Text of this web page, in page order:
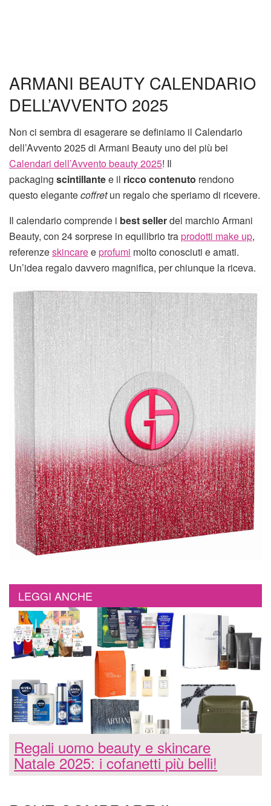
ARMANI BEAUTY CALENDARIO
DELL’AVVENTO 2025
Non ci sembra di esagerare se definiamo il Calendario
dell’Avvento 2025 di Armani Beauty uno dei più bei
Calendari dell’Avvento beauty 2025! Il
packaging scintillantee il ricco contenuto rendono
questo elegantecoffretun regalo che speriamo di ricevere.
Il calendario comprende i best sellerdel marchio Armani
Beauty, con 24 sorprese in equilibrio traprodotti make up,
referenzeskincareeprofumi molto conosciuti e amati.
Un’idea regalo davvero magnifica, per chiunque la riceva.
LEGGI ANCHE
Regali uomo beauty e skincare
Natale 2025: i cofanetti più belli!